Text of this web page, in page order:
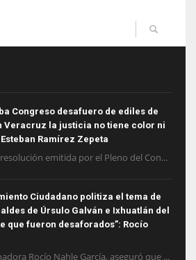
Congreso desafuero de ediles de
Veracruz la justicia no tiene color ni
Ramírez Zepeta
emitida por el Pleno del Con...
Ciudadano politiza el tema de
de Úrsulo Galván e Ixhuatlán del
que fueron desaforados”: Rocío
Rocío Nahle García, aseguró que ...